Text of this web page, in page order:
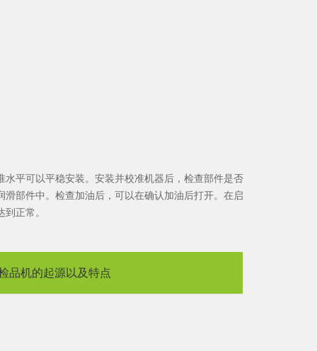
平可以平稳安装。安装并校准机器后，检查部件是否
部件中。检查加油后，可以在确认加油后打开。在启
正常。
品机的起源以及特点